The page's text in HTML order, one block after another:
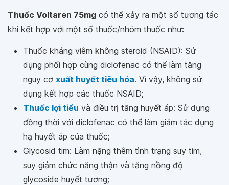
Thuốc Voltaren 75mg có thể xảy ra một số tương tác
khi kết hợp với một số thuốc/nhóm thuốc như:
Thuốc kháng viêm không steroid (NSAID): Sử
dụng phối hợp cùng diclofenac có thể làm tăng
nguy cơ xuất huyết tiêu hóa. Vì vậy, không sử
dụng kết hợp các thuốc NSAID;
Thuốc lợi tiểu và điều trị tăng huyết áp: Sử dụng
đồng thời với diclofenac có thể làm giảm tác dụng
hạ huyết áp của thuốc;
Glycosid tim: Làm nặng thêm tình trạng suy tim,
suy giảm chức năng thận và tăng nồng độ
glycoside huyết tương;